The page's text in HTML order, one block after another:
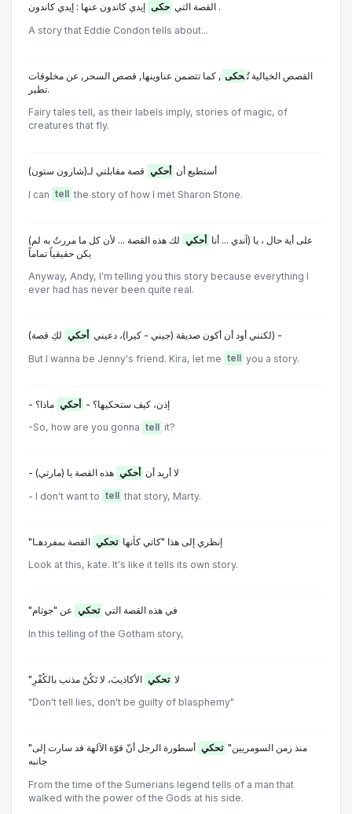
القصة التي حكى
إيدي كاندون عنها : إيدي كاندون .
A story that Eddie Condon tells about...
القصص الخيالية تُ حكى , كما تتضمن عناوينها, قصص السحر, عن مخلوقات
تطير.
Fairy tales tell, as their labels imply, stories of magic, of
creatures that fly.
(أستطيع أن أحكي قصة مقابلتي لـ(شارون ستون
I can tell the story of how I met Sharon Stone.
(على أية حال ، يا (آندي ... أنا أحكي لك هذه القصة ... لأن كل ما مررتُ به لم
يكن حقيقياً تماماً
Anyway, Andy, I'm telling you this story because everything I
ever had has never been quite real.
(لكنني أود أن أكون صديقة (جيني - كيرا)، دعيني أحكي
لكِ قصة) -
But I wanna be Jenny's friend. Kira, let me tell you a story.
- إذن، كيف ستحكيها؟ - أحكي ماذا؟
-So, how are you gonna tell it?
- لا أريد أن أحكي هذه القصة يا (مارتي)
- I don't want to tell that story, Marty.
"إنظري إلى هذا "كاتي كأنها تحكي القصة بمفردهـا
Look at this, kate. It's like it tells its own story.
"في هذه القصة التي تحكي عن "جوثام
In this telling of the Gotham story,
"لا تحكي الأكاذيبَ، لا تَكُنْ مذنب بالكُفْرِ
"Don't tell lies, don't be guilty of blasphemy"
"منذ زمن السومريين" تحكي أسطورة الرجل أنّ قوّة الآلهة قد سارت إلى
جانبه
From the time of the Sumerians legend tells of a man that
walked with the power of the Gods at his side.